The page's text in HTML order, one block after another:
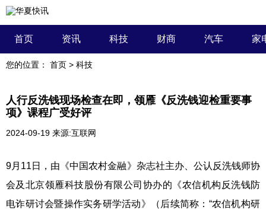
首页 资讯 科技 财商 汽车 家
您的位置： 首页 > 科技
人行反洗钱现场检查在即，领雁《反洗钱迎检重要事
项》课程广受好评
2024-09-19 来源:互联网
9月11日，由《中国农村金融》杂志社主办、公认反洗钱师协
会及北京领雁科技股份有限公司协办的《农信机构反洗钱防
电诈研讨会暨操作实务研学活动》（后续简称：“农信机构研